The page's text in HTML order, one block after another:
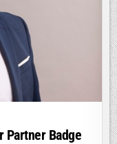
Badge